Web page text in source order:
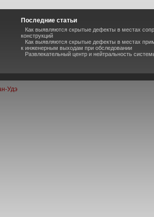
Последние статьи
Как выявляются скрытые дефекты в местах
конструкций
Как выявляются скрытые дефекты в местах
к инженерным выходам при обследовании
Развлекательный центр и нейтральность
Удэ